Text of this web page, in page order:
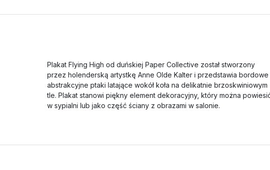
Plakat Flying High od duńskiej Paper Collective został stworzony
przez holenderską artystkę Anne Olde Kalter i przedstawia bordowe
abstrakcyjne ptaki latające wokół koła na delikatnie brzoskwiniowym
tle. Plakat stanowi piękny element dekoracyjny, który można
w sypialni lub jako część ściany z obrazami w salonie.